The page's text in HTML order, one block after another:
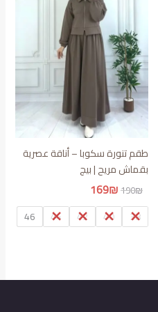
طقم تنورة سكوبا – أناقة عصرية
بقماش مريح | بيج
190₪ السعر
الأصلي
هو:
190₪.
169₪
الحالي
هو:
169₪.
38
40
42
44
46